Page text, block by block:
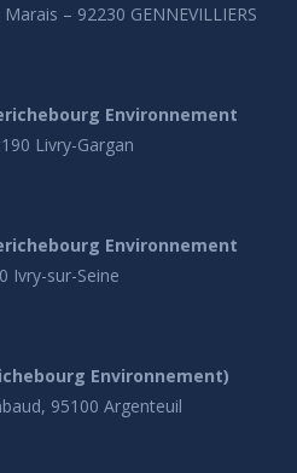
– 92230 GENNEVILLIERS
Environnement
Livry-Gargan
Environnement
Ivry-sur-Seine
Environnement)
95100 Argenteuil